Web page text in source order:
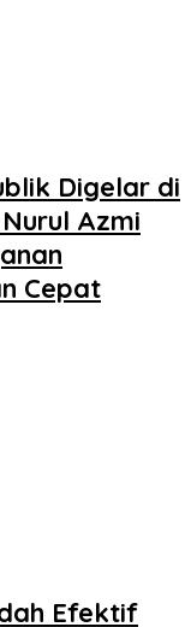
Digelar di
Azmi
Cepat
Efektif